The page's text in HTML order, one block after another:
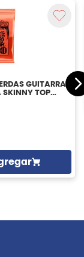
GUITARRA
SKINNY TOP